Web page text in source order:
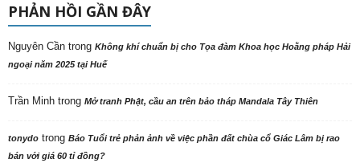
PHẢN HỒI GẦN ĐÂY
Nguyên Cần trong Không khí chuẩn bị cho Tọa đàm Khoa học Hoằng pháp Hải
ngoại năm 2025 tại Huế
Trần Minh trong Mở tranh Phật, cầu an trên bảo tháp Mandala Tây Thiên
tonydo trong Báo Tuổi trẻ phản ảnh về việc phần đất chùa cổ Giác Lâm bị rao
bán với giá 60 tỉ đồng?